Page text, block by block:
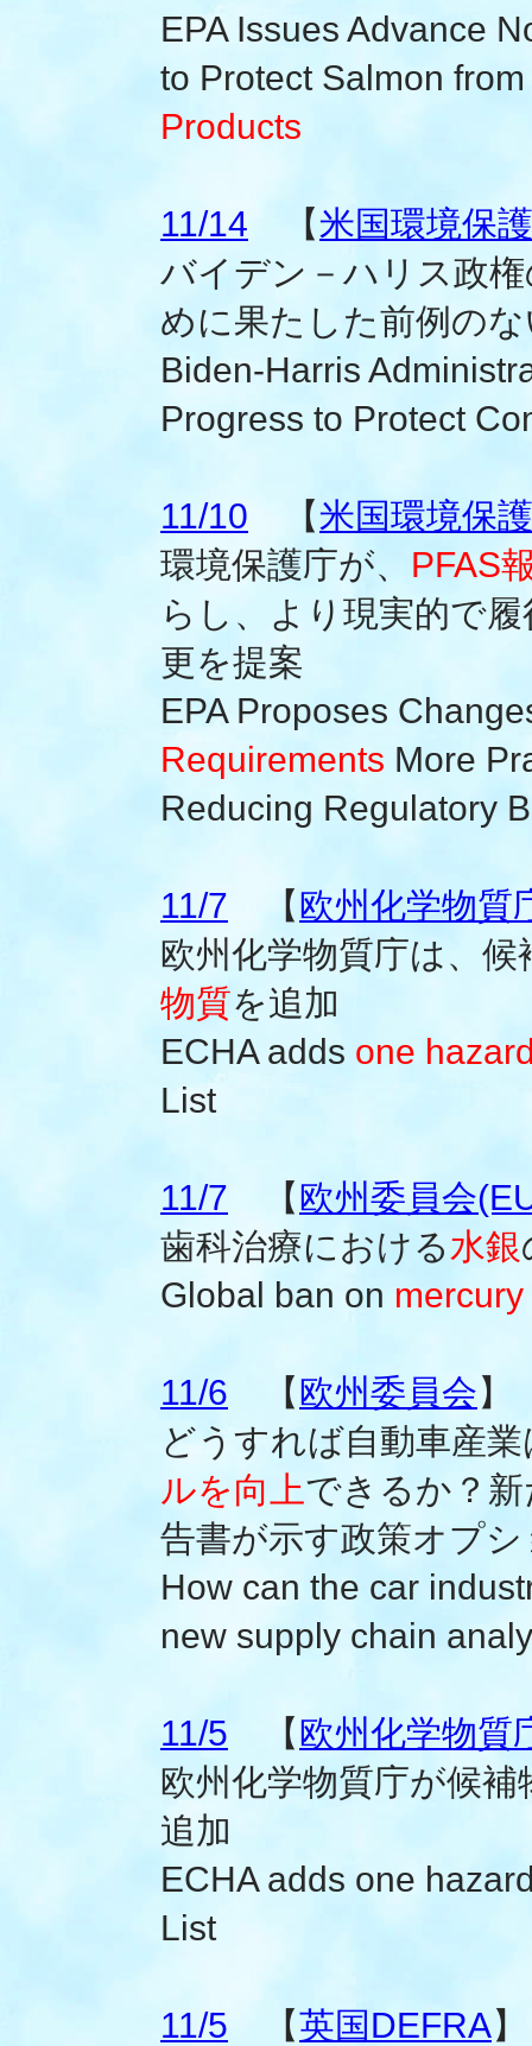
EPA Issues Advance
to Protect Salmon
Products
11/14 【米国環境保
バイデン－ハリス政
めに果たした前例の
Biden-Harris
Progress to Protect
11/10 【米国環境保
環境保護庁が、 PFAS
らし、より現実的で
更を提案
EPA Proposes
Requirements More
Reducing Regulatory
11/7 【欧州化学物質
欧州化学物質庁は、
物質を追加
ECHA adds one
List
11/7 【欧州委員会
歯科治療における水銀
Global ban on mercury
11/6 【欧州委員会】
どうすれば自動車産業
ルを向上できるか？
告書が示す政策オプシ
How can the car
new supply chain
11/5 【欧州化学物質
欧州化学物質庁が候
追加
ECHA adds one
List
11/5 【英国DEFRA】